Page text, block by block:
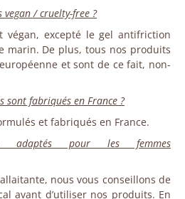
/ cruelty-free ?
végan, excepté le gel antifriction
marin. De plus, tous nos produits
et sont de ce fait, non-
sont fabriqués en France ?
et fabriqués en France.
adaptés pour les femmes
nous vous conseillons de
avant d’utiliser nos produits. En